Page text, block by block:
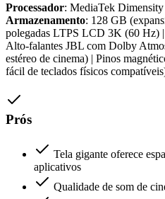
Processador: MediaTek Dimensity
Armazenamento: 128 GB
polegadas LTPS LCD 3K (60 Hz) |
Alto-falantes JBL com Dolby
estéreo de cinema) | Pinos
fácil de teclados físicos
Prós
Tela gigante oferece
aplicativos
Qualidade de som de